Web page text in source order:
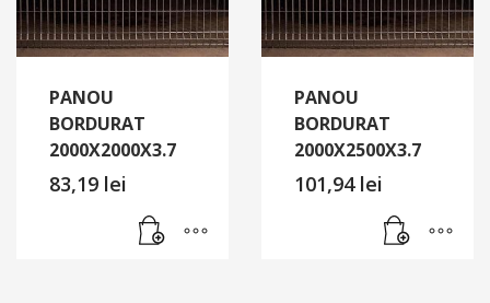
PANOU
BORDURAT
2000X2000X3.7
83,19 lei
PANOU
BORDURAT
2000X2500X3.7
101,94 lei